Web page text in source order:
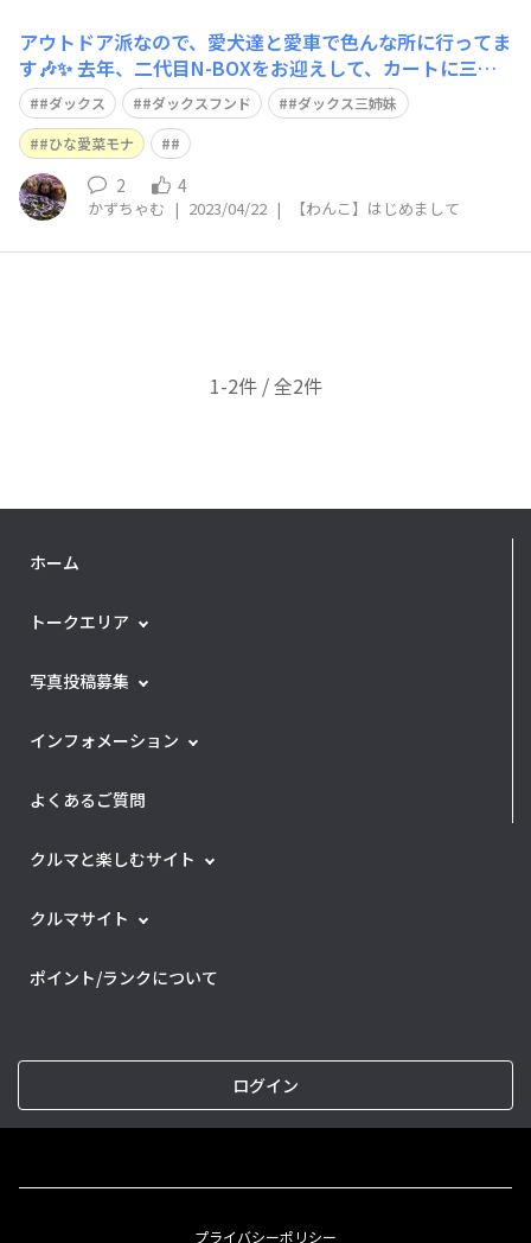
アウトドア派なので、愛犬達と愛車で色んな所に行ってま
す🎶✨ 去年、二代目N-BOXをお迎えして、カートに三姉
妹🐶🐶🐶と友達1人を乗せて日帰り(片道3時間半くらい)ト
イレ休憩くらいのほぼノンストップで出雲まで行きました
が、快適に行けました🎶 いつもカメラ目線の三姉妹🐶🐶
🐶✨ でも、この時は出雲大社
#ダックス #ダックスフンド
#ダックス三姉妹
#ひな愛菜モナ
#
2 4
かずちゃむ | 2023/04/22 | 【わんこ】はじめまして
1-2件 / 全2件
ホーム
トークエリア
写真投稿募集
インフォメーション
よくあるご質問
クルマと楽しむサイト
クルマサイト
ポイント/ランクについて
ログイン
プライバシーポリシー